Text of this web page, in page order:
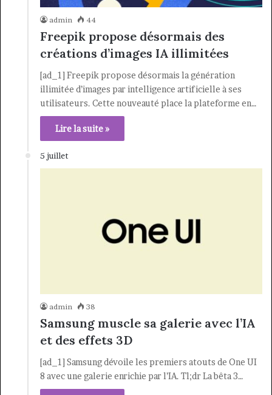
admin 44
Freepik propose désormais des
créations d’images IA illimitées
[ad_1] Freepik propose désormais la génération
illimitée d’images par intelligence artificielle à ses
utilisateurs. Cette nouveauté place la plateforme en…
Lire la suite »
5 juillet
admin 38
Samsung muscle sa galerie avec l’IA
et des effets 3D
[ad_1] Samsung dévoile les premiers atouts de One UI
8 avec une galerie enrichie par l’IA. Tl;dr La bêta 3…